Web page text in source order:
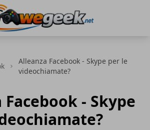
Alleanza Facebook - Skype per le
videochiamate?
- Skype